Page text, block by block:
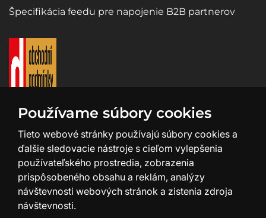
Špecifikácia feedu pre napojenie B2B partnerov
Používame súbory cookies
Tieto webové stránky používajú súbory cookies a
ďalšie sledovacie nástroje s cieľom vylepšenia
používateľského prostredia, zobrazenia
prispôsobeného obsahu a reklám, analýzy
návštevnosti webových stránok a zistenia zdroja
návštevnosti.